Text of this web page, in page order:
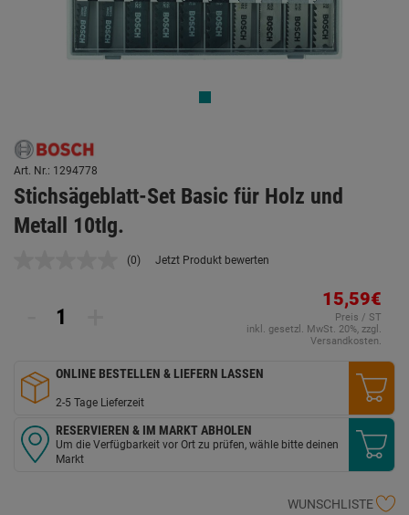
Art. Nr.: 1294778
Stichsägeblatt-Set Basic für Holz und
Metall 10tlg.
Kein
(0) Jetzt Produkt bewerten
15,59€
Preis / ST
inkl. gesetzl. MwSt. 20%, zzgl.
Versandkosten.
ONLINE BESTELLEN & LIEFERN LASSEN
2-5 Tage Lieferzeit
RESERVIEREN & IM MARKT ABHOLEN
Um die Verfügbarkeit vor Ort zu prüfen, wähle bitte deinen
Markt
WUNSCHLISTE